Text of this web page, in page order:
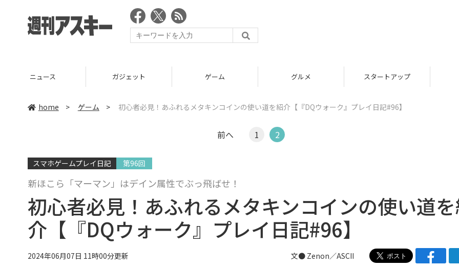
ニュース ガジェット ゲーム グルメ スタートアップ
home > ゲーム > 初心者必見！あふれるメタキンコインの使い道を紹介【『DQウォーク』プレイ日記#96】
前へ 1 2
スマホゲームプレイ日記 第96回
新ほこら「マーマン」はデイン属性でぶっ飛ばせ！
初心者必見！あふれるメタキンコインの使い道
介【『DQウォーク』プレイ日記#96】
2024年06月07日 11時00分更新 文● Zenon／ASCII